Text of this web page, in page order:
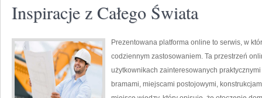
Inspiracje z Całego Świata
Prezentowana platforma online to serwis, w
codziennym zastosowaniem. Ta przestrzeń
użytkownikach zainteresowanych
bramami, miejscami postojowymi,